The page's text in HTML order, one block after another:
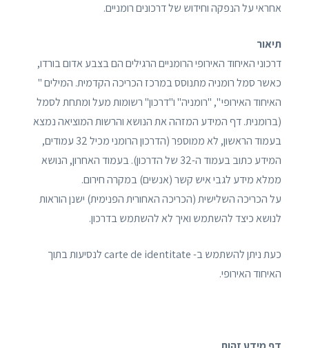
אחראי על הנפקה וחידוש של דרכונים רומניים.
תיאור
דרכוני האיחוד האירופי הרומניים הרגילים הם בצבע אדום בורדו,
כאשר סמל רומניה מתנוסס במרכז הכריכה הקדמית. המילים "
האיחוד האירופי ", "רומניה" ו"דרכון" רשומות מעל ומתחת לסמל
(ברומנית. דף המידע המזהה את הנושא והרשות המוציאה נמצא
בעמוד הראשון, לא ממוספר (הדרכון הרומני מכיל 32 עמודים,
המידע כתוב בעמוד ה-32 של הדרכון). בעמוד האחרון, הנושא
ממלא מידע לגבי איש קשר (אנשים) במקרה חירום.
על הכריכה השלישית (הכריכה האחורית הפנימית) ישנן הוראות
לנושא כיצד להשתמש ואיך לא להשתמש בדרכון.
כעת ניתן להשתמש ב- carte de identitate לנסיעות בתוך
האיחוד האירופי.